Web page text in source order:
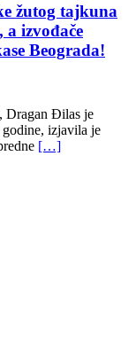
žutog tajkuna
izvođače
Beograda!
Dragan Đilas je
izjavila je
[…]